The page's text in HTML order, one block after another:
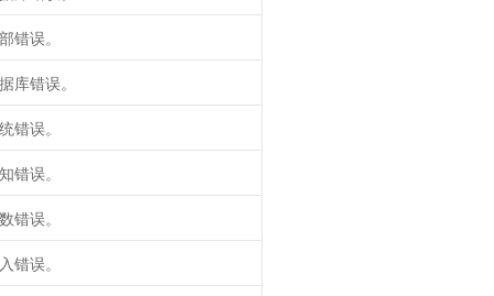
错误。
库错误。
错误。
错误。
错误。
错误。